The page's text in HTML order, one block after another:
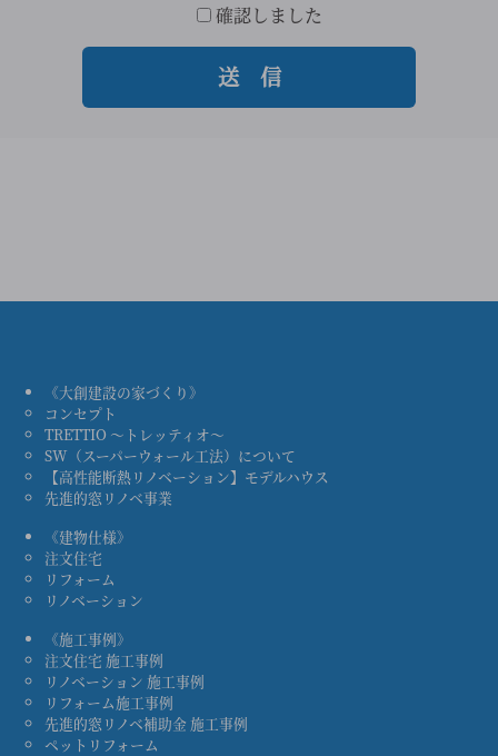
確認しました
《大創建設の家づくり》
コンセプト
TRETTIO ～トレッティオ～
SW（スーパーウォール工法）について
【高性能断熱リノベーション】モデルハウス
先進的窓リノベ事業
《建物仕様》
注文住宅
リフォーム
リノベーション
《施工事例》
注文住宅 施工事例
リノベーション 施工事例
リフォーム施工事例
先進的窓リノベ補助金 施工事例
ペットリフォーム